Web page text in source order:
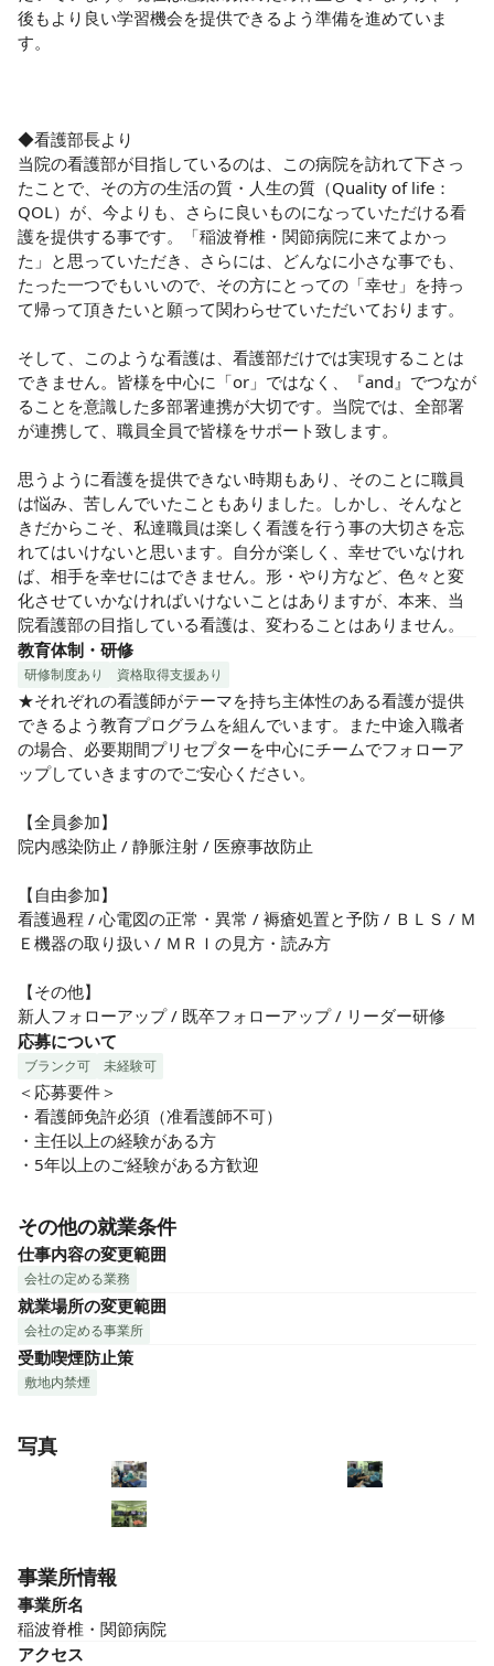
後もより良い学習機会を提供できるよう準備を進めていま
す。
◆看護部長より
当院の看護部が目指しているのは、この病院を訪れて下さっ
たことで、その方の生活の質・人生の質（Quality of life：
QOL）が、今よりも、さらに良いものになっていただける看
護を提供する事です。「稲波脊椎・関節病院に来てよかっ
た」と思っていただき、さらには、どんなに小さな事でも、
たった一つでもいいので、その方にとっての「幸せ」を持っ
て帰って頂きたいと願って関わらせていただいております。
そして、このような看護は、看護部だけでは実現することは
できません。皆様を中心に「or」ではなく、『and』でつなが
ることを意識した多部署連携が大切です。当院では、全部署
が連携して、職員全員で皆様をサポート致します。
思うように看護を提供できない時期もあり、そのことに職員
は悩み、苦しんでいたこともありました。しかし、そんなと
きだからこそ、私達職員は楽しく看護を行う事の大切さを忘
れてはいけないと思います。自分が楽しく、幸せでいなけれ
ば、相手を幸せにはできません。形・やり方など、色々と変
化させていかなければいけないことはありますが、本来、当
院看護部の目指している看護は、変わることはありません。
教育体制・研修
研修制度あり 資格取得支援あり
★それぞれの看護師がテーマを持ち主体性のある看護が提供
できるよう教育プログラムを組んでいます。また中途入職者
の場合、必要期間プリセプターを中心にチームでフォローア
ップしていきますのでご安心ください。
【全員参加】
院内感染防止 / 静脈注射 / 医療事故防止
【自由参加】
看護過程 / 心電図の正常・異常 / 褥瘡処置と予防 / ＢＬＳ / Ｍ
Ｅ機器の取り扱い / ＭＲＩの見方・読み方
【その他】
新人フォローアップ / 既卒フォローアップ / リーダー研修
応募について
ブランク可 未経験可
＜応募要件＞
・看護師免許必須（准看護師不可）
・主任以上の経験がある方
・5年以上のご経験がある方歓迎
その他の就業条件
仕事内容の変更範囲
会社の定める業務
就業場所の変更範囲
会社の定める事業所
受動喫煙防止策
敷地内禁煙
写真
事業所情報
事業所名
稲波脊椎・関節病院
アクセス